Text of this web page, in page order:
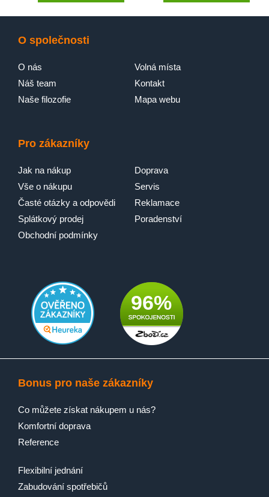
O společnosti
O nás
Náš team
Naše filozofie
Volná místa
Kontakt
Mapa webu
Pro zákazníky
Jak na nákup
Vše o nákupu
Časté otázky a odpovědi
Splátkový prodej
Obchodní podmínky
Doprava
Servis
Reklamace
Poradenství
96%
Bonus pro naše zákazníky
Co můžete získat nákupem u nás?
Komfortní doprava
Reference
Flexibilní jednání
Zabudování spotřebičů